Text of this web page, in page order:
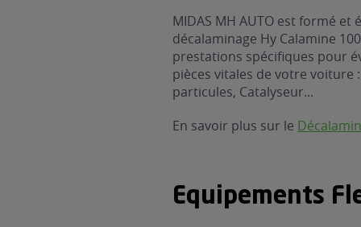
MIDAS MH AUTO est formé et
décalaminage Hy Calamine
prestations spécifiques pour
pièces vitales de votre voiture :
particules, Catalyseur...
En savoir plus sur le
Equipements